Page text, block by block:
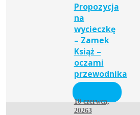
Propozycja
na
wycieczkę
– Zamek
Książ –
oczami
przewodnika
10 czerwca,
20263